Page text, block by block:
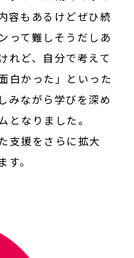
容もあるけどぜひ続
って難しそうだしあ
れど、自分で考えて
白かった」といった
みながら学びを深め
となりました。
支援をさらに拡大
。